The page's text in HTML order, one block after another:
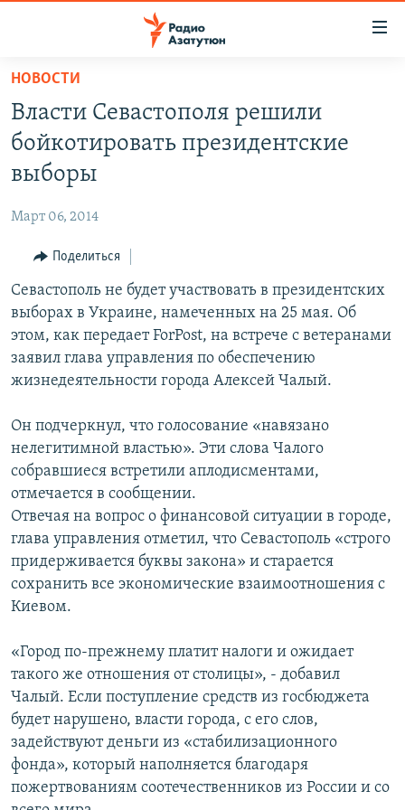
Перейти
основному
содержанию
Перейти
основной
навигации
Перейти
поиску
НОВОСТИ
ПОЛИТИКА
ЭКОНОМИКА
РЕГИОН
НАГОРНЫЙ КАРАБАХ
КУЛЬТУРА
СПОРТ
АРХИВ
Հայերեն
English
Русский
Все сайты Радио Азатутюн
НОВОСТИ
Власти Севастополя решили
бойкотировать президентские
выборы
Март 06, 2014
Поделиться
Севастополь не будет участвовать в президентских
выборах в Украине, намеченных на 25 мая. Об
этом, как передает ForPost, на встрече с ветеранами
заявил глава управления по обеспечению
жизнедеятельности города Алексей Чалый.
Он подчеркнул, что голосование «навязано
нелегитимной властью». Эти слова Чалого
собравшиеся встретили аплодисментами,
отмечается в сообщении.
Отвечая на вопрос о финансовой ситуации в городе,
глава управления отметил, что Севастополь «строго
придерживается буквы закона» и старается
сохранить все экономические взаимоотношения с
Киевом.
«Город по-прежнему платит налоги и ожидает
такого же отношения от столицы», - добавил
Чалый. Если поступление средств из госбюджета
будет нарушено, власти города, с его слов,
задействуют деньги из «стабилизационного
фонда», который наполняется благодаря
пожертвованиям соотечественников из России и со